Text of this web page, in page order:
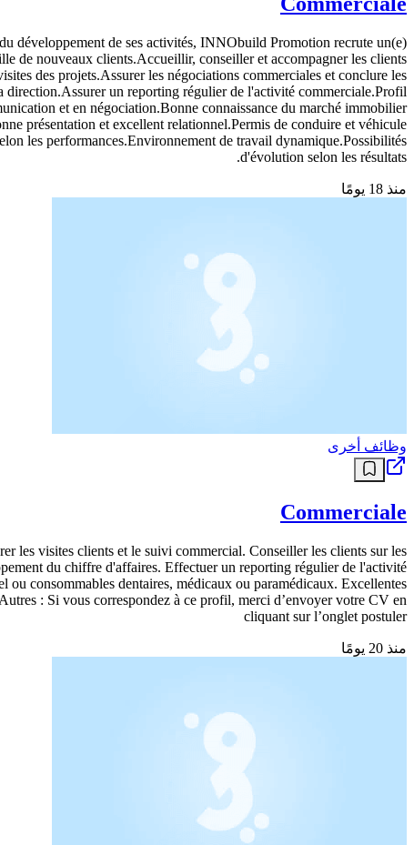
de ses activités, INNObuild Promotion recrute un(e)
de nouveaux clients.Accueillir, conseiller et accompagner les clients
des projets.Assurer les négociations commerciales et conclure les
direction.Assurer un reporting régulier de l'activité commerciale.Profil
et en négociation.Bonne connaissance du marché immobilier
présentation et excellent relationnel.Permis de conduire et véhicule
les performances.Environnement de travail dynamique.Possibilités
d'évolution selon les résultats.
منذ 18 يومًا
وظائف أخرى
Commerciale
les visites clients et le suivi commercial. Conseiller les clients sur les
du chiffre d'affaires. Effectuer un reporting régulier de l'activité
consommables dentaires, médicaux ou paramédicaux. Excellentes
: Si vous correspondez à ce profil, merci d’envoyer votre CV en
cliquant sur l’onglet postuler
منذ 20 يومًا